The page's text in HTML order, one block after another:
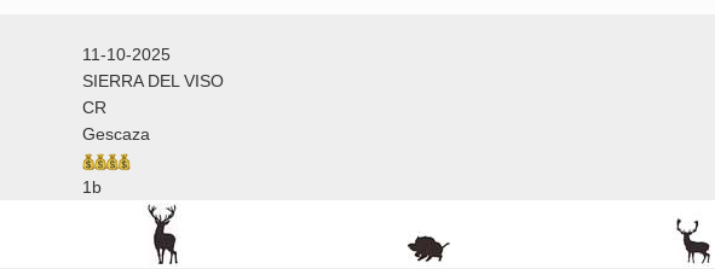
11-10-2025
SIERRA DEL VISO
CR
Gescaza
1b